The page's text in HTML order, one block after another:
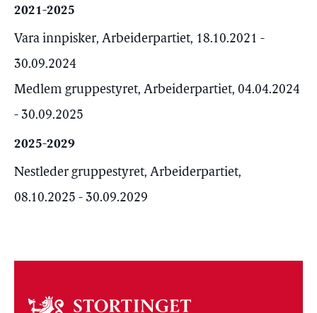
2021-2025
Vara innpisker, Arbeiderpartiet, 18.10.2021 -
30.09.2024
Medlem gruppestyret, Arbeiderpartiet, 04.04.2024
- 30.09.2025
2025-2029
Nestleder gruppestyret, Arbeiderpartiet,
08.10.2025 - 30.09.2029
Om